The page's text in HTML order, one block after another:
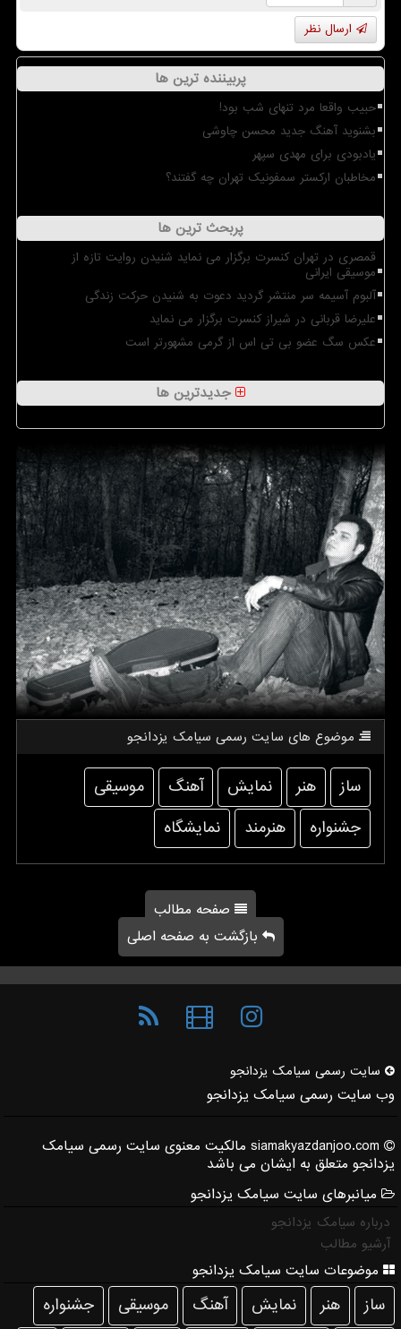
ارسال نظر
پربیننده ترین ها
حبیب واقعا مرد تنهای شب بود!
بشنوید آهنگ جدید محسن چاوشی
یادبودی برای مهدی سپهر
مخاطبان ارکستر سمفونیک تهران چه گفتند؟
پربحث ترین ها
قمصری در تهران کنسرت برگزار می نماید شنیدن روایت تازه از
موسیقی ایرانی
آلبوم آسیمه سر منتشر گردید دعوت به شنیدن حرکت زندگی
علیرضا قربانی در شیراز کنسرت برگزار می نماید
عکس سگ عضو بی تی اس از گرمی مشهورتر است
جدیدترین ها
موضوع های سایت رسمی سیامك یزدانجو
ساز هنر نمایش آهنگ
موسیقی
جشنواره
هنرمند نمایشگاه
صفحه مطالب
بازگشت به صفحه اصلی
سایت رسمی سیامك یزدانجو
وب سایت رسمی سیامک یزدانجو
siamakyazdanjoo.com مالکیت معنوی سایت رسمی سیامک
یزدانجو متعلق به ایشان می باشد
میانبرهای سایت سیامک یزدانجو
درباره سیامک یزدانجو
آرشیو مطالب
موضوعات سایت سیامک یزدانجو
ساز هنر نمایش آهنگ موسیقی جشنواره